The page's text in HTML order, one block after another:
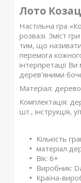
Лото
Настільна гра
розвазі. Зміст
тим, що
перемога
інтерпретації
дерев'яними
Матеріал:
Комплектація:
шт., інструкція,
Кількість
матеріал
Вік: 6+
Виробник:
Країна-